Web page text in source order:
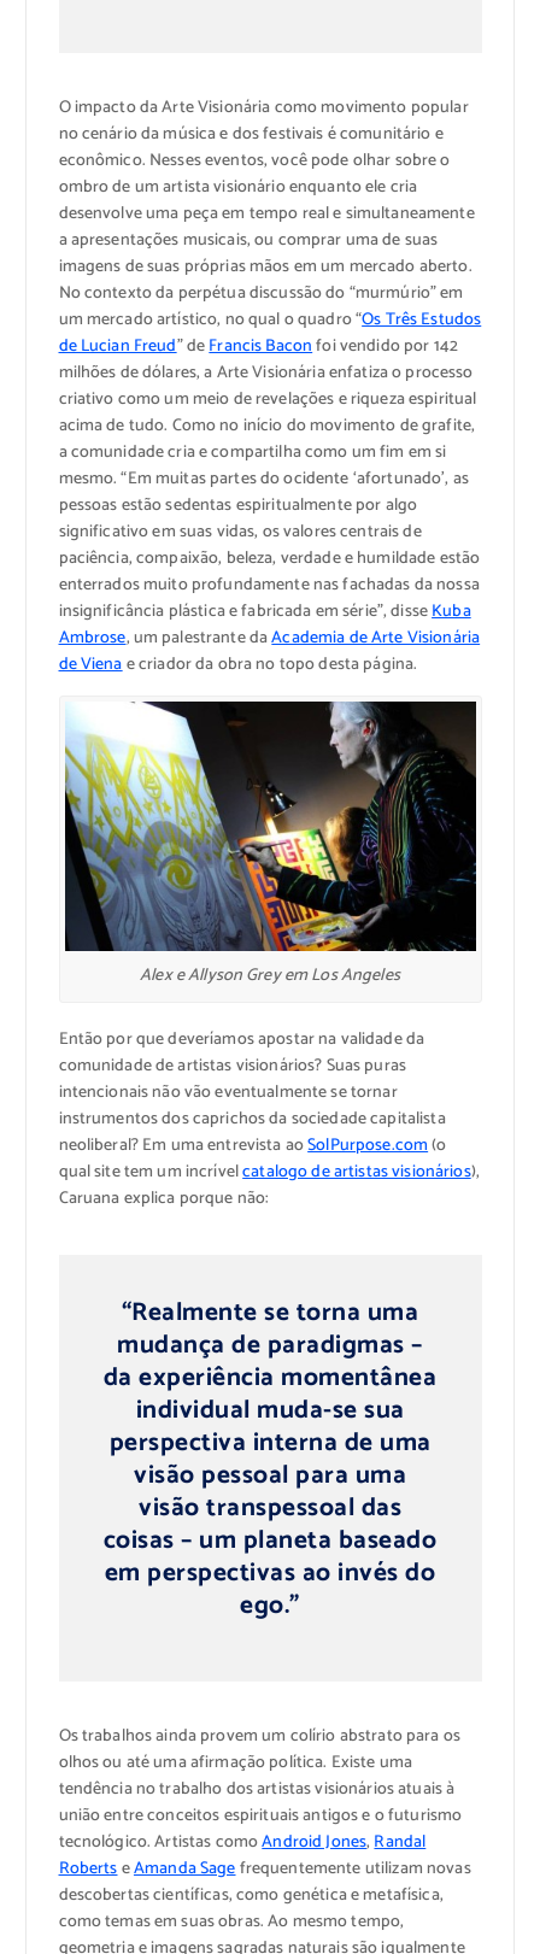
O impacto da Arte Visionária como movimento popular
no cenário da música e dos festivais é comunitário e
econômico. Nesses eventos, você pode olhar sobre o
ombro de um artista visionário enquanto ele cria
desenvolve uma peça em tempo real e simultaneamente
a apresentações musicais, ou comprar uma de suas
imagens de suas próprias mãos em um mercado aberto.
No contexto da perpétua discussão do “murmúrio” em
um mercado artístico, no qual o quadro “Os Três Estudos
de Lucian Freud” deFrancis Baconfoi vendido por 142
milhões de dólares, a Arte Visionária enfatiza o processo
criativo como um meio de revelações e riqueza espiritual
acima de tudo. Como no início do movimento de grafite,
a comunidade cria e compartilha como um fim em si
mesmo. “Em muitas partes do ocidente ‘afortunado’, as
pessoas estão sedentas espiritualmente por algo
significativo em suas vidas, os valores centrais de
paciência, compaixão, beleza, verdade e humildade estão
enterrados muito profundamente nas fachadas da nossa
insignificância plástica e fabricada em série”, disseKuba
Ambrose, um palestrante daAcademia de Arte Visionária
de Vienae criador da obra no topo desta página.
Alex e Allyson Grey em Los Angeles
Então por que deveríamos apostar na validade da
comunidade de artistas visionários? Suas puras
intencionais não vão eventualmente se tornar
instrumentos dos caprichos da sociedade capitalista
neoliberal? Em uma entrevista aoSolPurpose.com(o
qual site tem um incrívelcatalogo de artistas visionários),
Caruana explica porque não:
“Realmente se torna uma
mudança de paradigmas –
da experiência momentânea
individual muda-se sua
perspectiva interna de uma
visão pessoal para uma
visão transpessoal das
coisas – um planeta baseado
em perspectivas ao invés do
ego.”
Os trabalhos ainda provem um colírio abstrato para os
olhos ou até uma afirmação política. Existe uma
tendência no trabalho dos artistas visionários atuais à
união entre conceitos espirituais antigos e o futurismo
tecnológico. Artistas comoAndroid Jones,Randal
RobertseAmanda Sagefrequentemente utilizam novas
descobertas científicas, como genética e metafísica,
como temas em suas obras. Ao mesmo tempo,